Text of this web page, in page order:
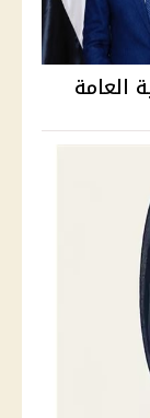
العامة